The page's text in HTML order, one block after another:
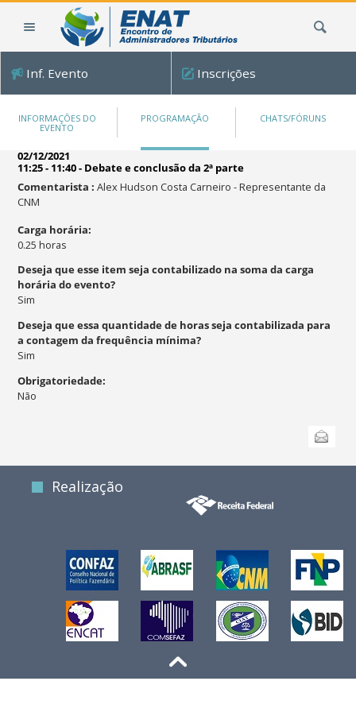
Inf. Evento Inscrições
INFORMAÇÕES DO
EVENTO
PROGRAMAÇÃO CHATS/FÓRUNS
02/12/2021
11:25 - 11:40- Debate e conclusão da 2ª parte
Comentarista: Alex Hudson Costa Carneiro-Representante da
CNM
Carga horária:
0.25horas
Deseja que esse item seja contabilizado na soma da carga
horária do evento?
Sim
Deseja que essa quantidade de horas seja contabilizada para
a contagem da frequência mínima?
Sim
Obrigatoriedade:
Não
Realização